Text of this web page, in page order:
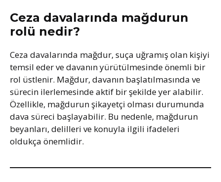
Ceza davalarında mağdurun
rolü nedir?
Ceza davalarında mağdur, suça uğramış olan kişiyi
temsil eder ve davanın yürütülmesinde önemli bir
rol üstlenir. Mağdur, davanın başlatılmasında ve
sürecin ilerlemesinde aktif bir şekilde yer alabilir.
Özellikle, mağdurun şikayetçi olması durumunda
dava süreci başlayabilir. Bu nedenle, mağdurun
beyanları, delilleri ve konuyla ilgili ifadeleri
oldukça önemlidir.